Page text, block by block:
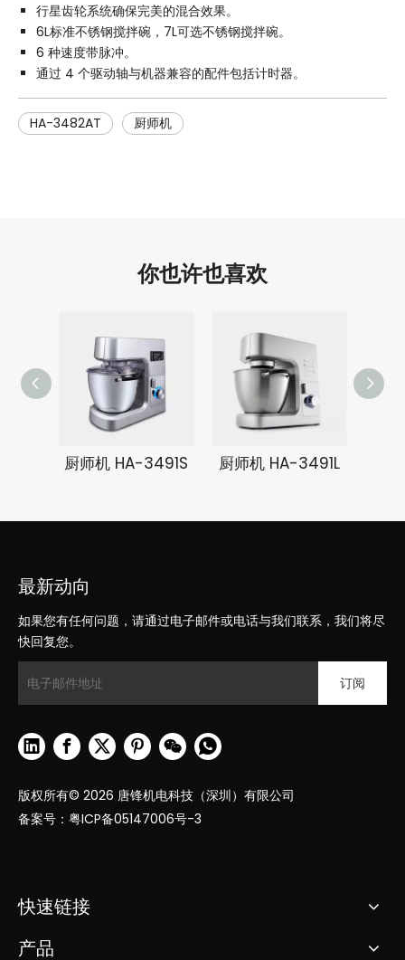
行星齿轮系统确保完美的混合效果。
6L标准不锈钢搅拌碗，7L可选不锈钢搅拌碗。
6 种速度带脉冲。
通过 4 个驱动轴与机器兼容的配件包括计时器。
HA-3482AT 厨师机
你也许也喜欢
厨师机 HA-3491S 厨师机 HA-3491L
最新动向
如果您有任何问题，请通过电子邮件或电话与我们联系，我们将尽
快回复您。
订阅
版权所有© 2026 唐锋机电科技（深圳）有限公司
备案号： 粤ICP备05147006号-3
快速链接
产品